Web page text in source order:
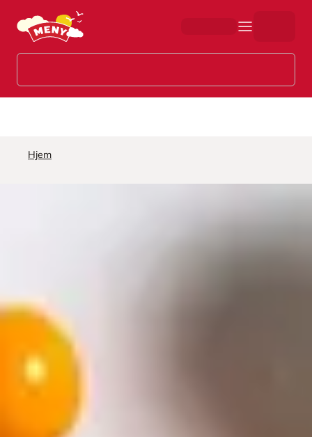
Hopp til hovedinnhold
Hjem